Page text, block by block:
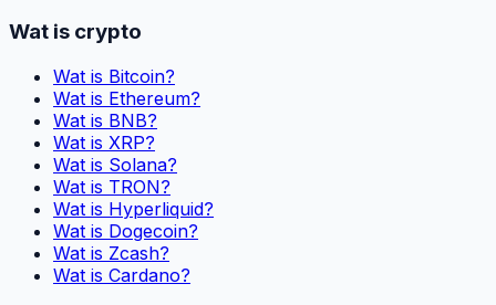
Wat is crypto
Wat is Bitcoin?
Wat is Ethereum?
Wat is BNB?
Wat is XRP?
Wat is Solana?
Wat is TRON?
Wat is Hyperliquid?
Wat is Dogecoin?
Wat is Zcash?
Wat is Cardano?